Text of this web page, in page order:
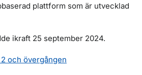
plattform som är utvecklad
ikraft 25 september 2024.
2 och övergången